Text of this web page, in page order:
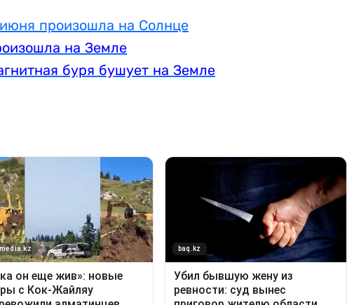
произошла на Солнце
на Земле
буря бушует на Земле